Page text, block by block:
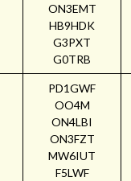
ON3EMT
HB9HDK
G3PXT
G0TRB
PD1GWF
OO4M
ON4LBI
ON3FZT
MW6IUT
F5LWF